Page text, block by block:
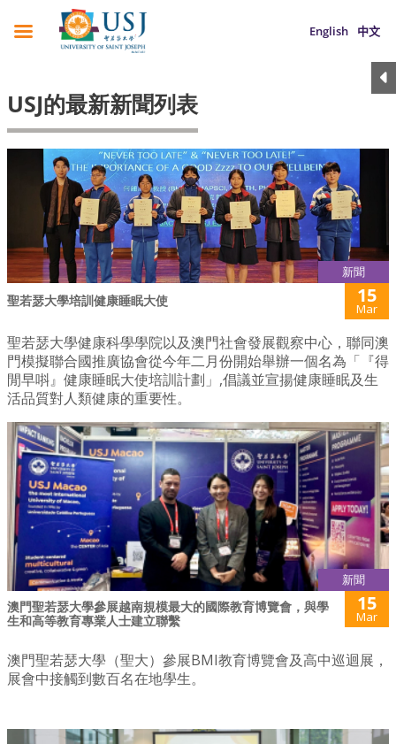
English 中文
USJ的最新新聞列表
新聞
聖若瑟大學培訓健康睡眠大使 15
Mar
聖若瑟大學健康科學學院以及澳門社會發展觀察中心，聯同澳
門模擬聯合國推廣協會從今年二月份開始舉辦一個名為「『得
閒早唞』健康睡眠大使培訓計劃」,倡議並宣揚健康睡眠及生
活品質對人類健康的重要性。
新聞
澳門聖若瑟大學參展越南規模最大的國際教育博覽會，與學
生和高等教育專業人士建立聯繫
15
Mar
澳門聖若瑟大學（聖大）參展BMI教育博覽會及高中巡迴展，
展會中接觸到數百名在地學生。